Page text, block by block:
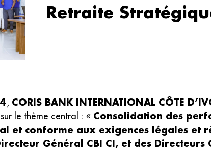
Retraite
, CORIS BANK INTERNATIONAL CÔTE
le thème central : « Consolidation des
et conforme aux exigences légales et
Général CBI CI, et des